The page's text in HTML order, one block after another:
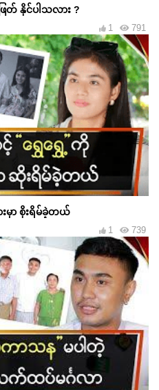
နိုင်ပါသလား ?
791
1
မှာ စိုးရိမ်ခဲ့တယ်
739
1